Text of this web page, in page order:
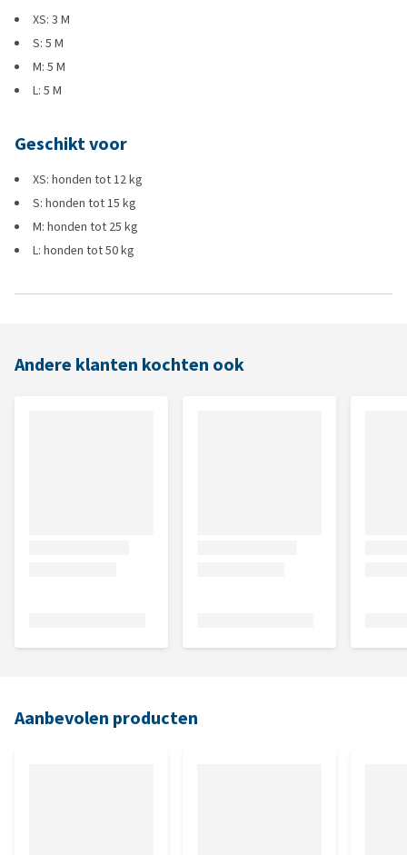
XS: 3 M
S: 5 M
M: 5 M
L: 5 M
Geschikt voor
XS: honden tot 12 kg
S: honden tot 15 kg
M: honden tot 25 kg
L: honden tot 50 kg
Andere klanten kochten ook
Aanbevolen producten